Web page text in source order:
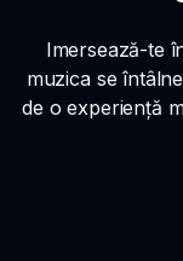
Imersează-te
muzica se
de o experiență